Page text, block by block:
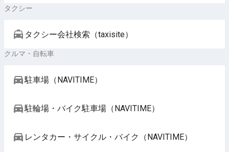
タクシー
タクシー会社検索（taxisite）
クルマ・自転車
駐車場（NAVITIME）
駐輪場・バイク駐車場（NAVITIME）
レンタカー・サイクル・バイク（NAVITIME）